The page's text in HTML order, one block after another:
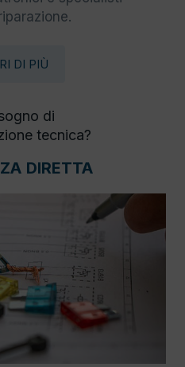
DI PIÙ
di
tecnica?
DIRETTA